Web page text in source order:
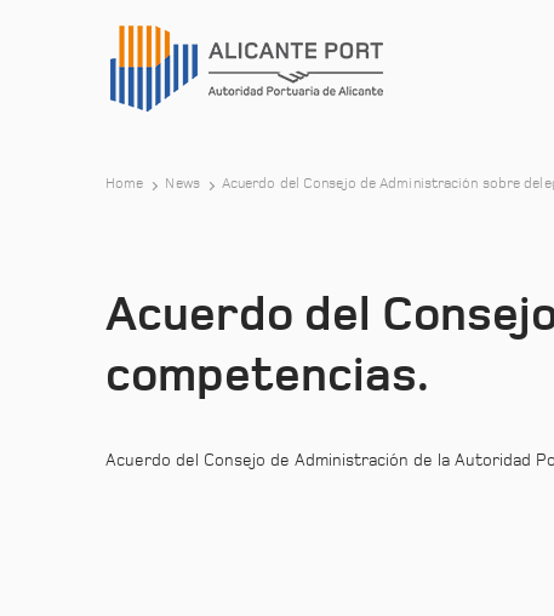
Home News Acuerdo del Consejo de Administración sobre
Acuerdo del
competencias.
Acuerdo del Consejo de Administración de la Autoridad